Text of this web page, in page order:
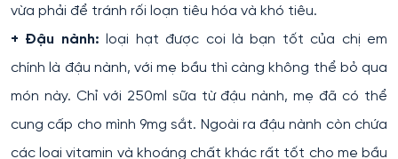
vừa phải để tránh rối loạn tiêu hóa và khó tiêu.
+ Đậu nành: loại hạt được coi là bạn tốt của chị em
chính là đậu nành, với mẹ bầu thì càng không thể bỏ qua
món này. Chỉ với 250ml sữa từ đậu nành, mẹ đã có thể
cung cấp cho mình 9mg sắt. Ngoài ra đậu nành còn chứa
các loại vitamin và khoáng chất khác rất tốt cho mẹ bầu